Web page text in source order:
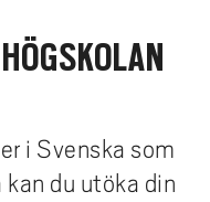
i Svenska som
du utöka din